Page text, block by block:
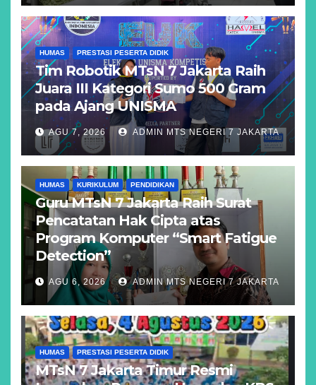
HUMAS PRESTASI PESERTA DIDIK
Tim Robotik MTsN 7 Jakarta Raih
Juara III Kategori Sumo 500 Gram
pada Ajang UNISMA
AGU 7, 2026 ADMIN MTS NEGERI 7 JAKARTA
HUMAS KURIKULUM PENDIDIKAN
Guru MTsN 7 Jakarta Raih Surat
Pencatatan Hak Cipta atas
Program Komputer “Smart Fatigue
Detection”
AGU 6, 2026 ADMIN MTS NEGERI 7 JAKARTA
HUMAS PRESTASI PESERTA DIDIK
MTsN 7 Jakarta Timur Resmi